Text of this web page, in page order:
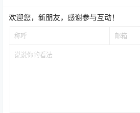
欢迎您，新朋友，感谢参与互动！